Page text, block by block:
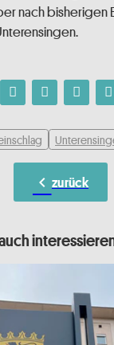
nach bisherigen
chevron_left zurück